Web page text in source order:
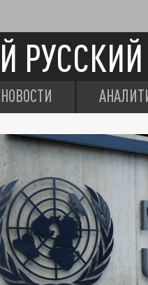
РУССКИЙ
НОВОСТИ